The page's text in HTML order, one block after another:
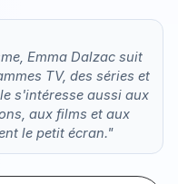
Emma Dalzac suit
TV, des séries et
s'intéresse aussi aux
aux films et aux
le petit écran."